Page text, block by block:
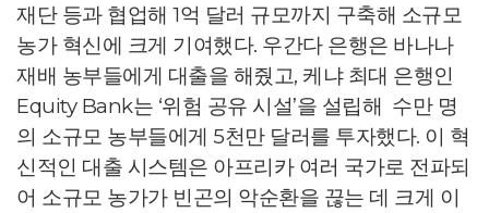
재단 등과 협업해 1억 달러 규모까지 구축해 소규모
농가 혁신에 크게 기여했다. 우간다 은행은 바나나
재배 농부들에게 대출을 해줬고, 케냐 최대 은행인
Equity Bank는 ‘위험 공유 시설’을 설립해 수만 명
의 소규모 농부들에게 5천만 달러를 투자했다. 이 혁
신적인 대출 시스템은 아프리카 여러 국가로 전파되
어 소규모 농가가 빈곤의 악순환을 끊는 데 크게 이